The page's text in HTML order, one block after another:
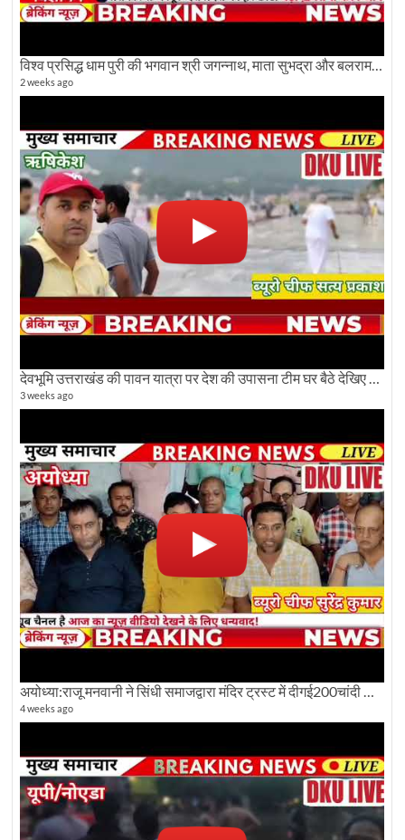
विश्व प्रसिद्ध धाम पुरी की भगवान श्री जगन्नाथ, माता सुभद्रा और बलराम जी की भव्य शोभा यात्रा देखिए
2 weeks ago
देवभूमि उत्तराखंड की पावन यात्रा पर देश की उपासना टीम घर बैठे देखिए अलौकिक दृश्य
3 weeks ago
अयोध्या:राजू मनवानी ने सिंधी समाजद्वारा मंदिर ट्रस्ट में दीगई200चांदी की ईंटों पर सवाल का किया विरोध
4 weeks ago